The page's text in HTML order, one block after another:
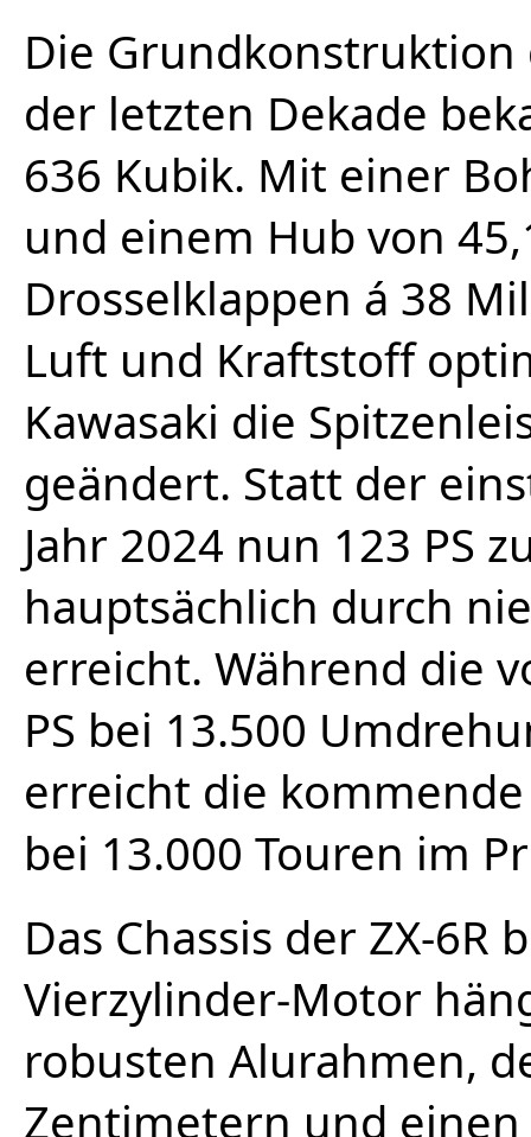
Die
der letzten Dekade
636 Kubik. Mit einer
und einem Hub von
Drosselklappen á 38
Luft und Kraftstoff
Kawasaki die
geändert. Statt der
Jahr 2024 nun 123 PS
hauptsächlich durch
erreicht. Während die
PS bei 13.500
erreicht die
bei 13.000 Touren im
Das Chassis der ZX-
Vierzylinder-Motor
robusten Alurahmen,
Zentimetern und